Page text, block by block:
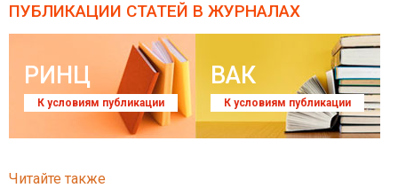
ПУБЛИКАЦИИ СТАТЕЙ В ЖУРНАЛАХ
РИНЦ
К условиям публикации
ВАК
К условиям публикации
Читайте также